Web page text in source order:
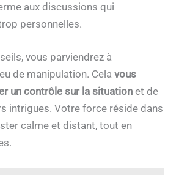
aux discussions qui
personnelles.
vous parviendrez à
de manipulation. Cela vous
un contrôle sur la situation et de
intrigues. Votre force réside dans
calme et distant, tout en